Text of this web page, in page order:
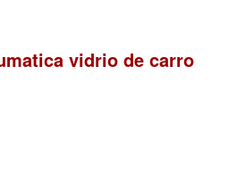
vidrio de carro